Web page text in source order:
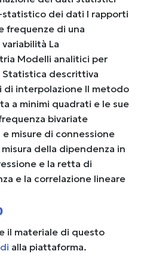
dei dati I rapporti
frequenze di una
La
Modelli analitici per
descrittiva
di interpolazione Il metodo
a minimi quadrati e le sue
bivariate
misure di connessione
della dipendenza in
e la retta di
e la correlazione lineare
il materiale di questo
alla piattaforma.